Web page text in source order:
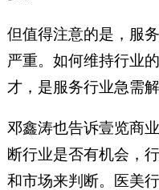
但值得注意的是，服
严重。如何维持行业
才，是服务行业急需解
邓鑫涛也告诉壹览商
断行业是否有机会，
和市场来判断。医美